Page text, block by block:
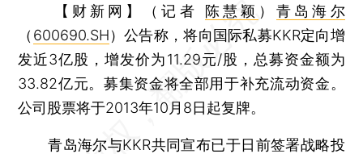
【财新网】（记者 陈慧颖 ）青岛海尔
（ 600690.SH）公告称，将向国际私募KKR定向增
发近3亿股，增发价为11.29元/股，总募资金额为
33.82亿元。募集资金将全部用于补充流动资金。
公司股票将于2013年10月8日起复牌。
青岛海尔与KKR共同宣布已于日前签署战略投